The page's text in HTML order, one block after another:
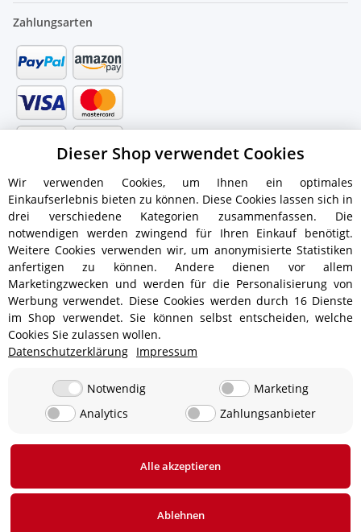
Zahlungsarten
Versandinformationen
ab 5,90 € - Ab 300 € Bestellwert
ab 9,90 € - Ab 350 € Bestellwert
Versandkostenfrei!
19,90 €
0 € bei Abholung in 24850 Lürschau, Deutschland
* Alle Preise inkl. gesetzlicher USt., zzgl. Versand
Dieser Shop verwendet Cookies
Wir verwenden Cookies, um Ihnen ein optimales
Einkaufserlebnis bieten zu können. Diese Cookies lassen sich in
drei verschiedene Kategorien zusammenfassen. Die
notwendigen werden zwingend für Ihren Einkauf benötigt.
Weitere Cookies verwenden wir, um anonymisierte Statistiken
anfertigen zu können. Andere dienen vor allem
Marketingzwecken und werden für die Personalisierung von
Werbung verwendet. Diese Cookies werden durch 16 Dienste
im Shop verwendet. Sie können selbst entscheiden, welche
Cookies Sie zulassen wollen.
Datenschutzerklärung Impressum
Notwendig
Marketing
Analytics
Zahlungsanbieter
Alle akzeptieren
Ablehnen